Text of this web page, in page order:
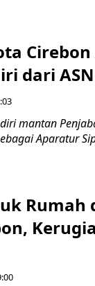
dari ASN
mantan
Aparatur
Rumah